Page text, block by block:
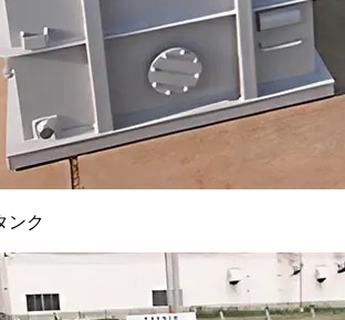
ンク